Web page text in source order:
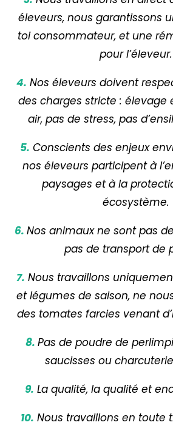
éleveurs, nous garantissons
toi consommateur, et une
pour l’éleveur.
4. Nos éleveurs doivent
des charges stricte : élevage
air, pas de stress, pas
5. Conscients des enjeux
nos éleveurs participent à
paysages et à la
écosystème.
6. Nos animaux ne sont pas
pas de transport de
7. Nous travaillons
et légumes de saison, ne
des tomates farcies venant
8. Pas de poudre de
saucisses ou
9. La qualité, la qualité et
10. Nous travaillons en toute